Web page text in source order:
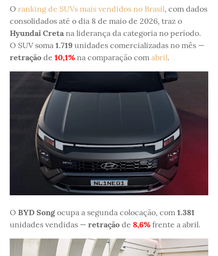
O ranking de SUVs mais vendidos no Brasil, com dados
consolidados até o dia 8 de maio de 2026, traz o
Hyundai Creta na liderança da categoria no período.
O SUV soma 1.719 unidades comercializadas no mês —
retração de 10,1% na comparação com abril.
O BYD Songocupa a segunda colocação, com 1.381
unidades vendidas — retração de 8,6% frente a abril.